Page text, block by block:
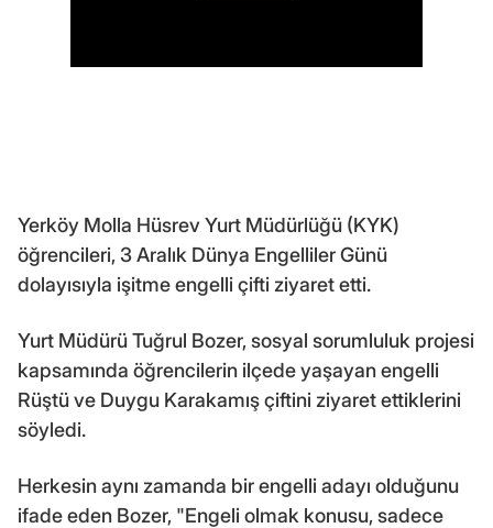
Yerköy Molla Hüsrev Yurt Müdürlüğü (KYK)
öğrencileri, 3 Aralık Dünya Engelliler Günü
dolayısıyla işitme engelli çifti ziyaret etti.
Yurt Müdürü Tuğrul Bozer, sosyal sorumluluk projesi
kapsamında öğrencilerin ilçede yaşayan engelli
Rüştü ve Duygu Karakamış çiftini ziyaret ettiklerini
söyledi.
Herkesin aynı zamanda bir engelli adayı olduğunu
ifade eden Bozer, "Engeli olmak konusu, sadece